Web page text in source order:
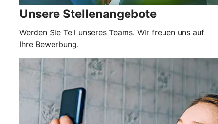
Unsere Stellenangebote
Werden Sie Teil unseres Teams. Wir freuen uns auf
Ihre Bewerbung.